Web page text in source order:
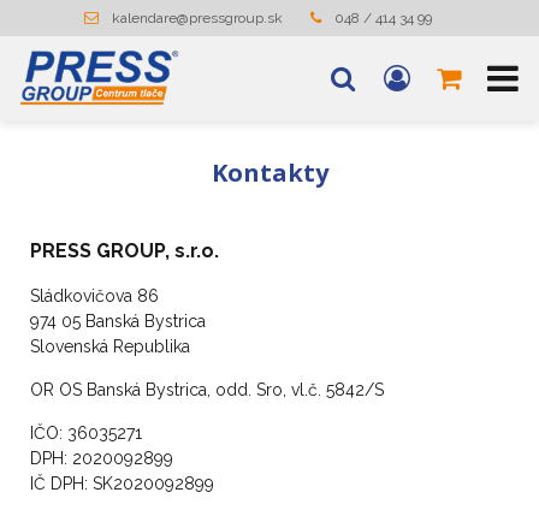
kalendare@pressgroup.sk 048 / 414 34 99
Kontakty
PRESS GROUP, s.r.o.
Sládkovičova 86
974 05 Banská Bystrica
Slovenská Republika
OR OS Banská Bystrica, odd. Sro, vl.č. 5842/S
IČO: 36035271
DPH: 2020092899
IČ DPH: SK2020092899